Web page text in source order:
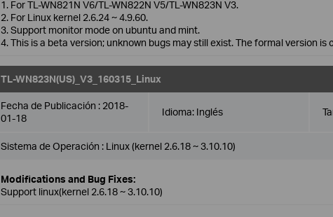
1. For TL-WN821N V6/TL-WN822N V5/TL-WN823N V3.
2. For Linux kernel 2.6.24 ~ 4.9.60.
3. Support monitor mode on ubuntu and mint.
4. This is a beta version; unknown bugs may still exist. The formal version is
TL-WN823N(US)_V3_160315_Linux
Fecha de Publicación : 2018-
01-18
Idioma: Inglés
Sistema de Operación : Linux (kernel 2.6.18 ~ 3.10.10)
Modifications and Bug Fixes:
Support linux(kernel 2.6.18 ~ 3.10.10)